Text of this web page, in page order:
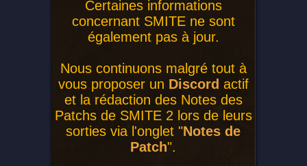
Certaines informations
concernant SMITE ne sont
également pas à jour.
Nous continuons malgré tout à
vous proposer un Discord actif
et la rédaction des Notes des
Patchs de SMITE 2 lors de leurs
sorties via l'onglet "Notes de
Patch".